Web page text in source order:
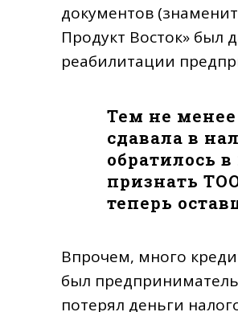
документов
Продукт Восток» был
реабилитации
Тем не
сдавала в
обратилось
признать
теперь
Впрочем, много
был
потерял деньги